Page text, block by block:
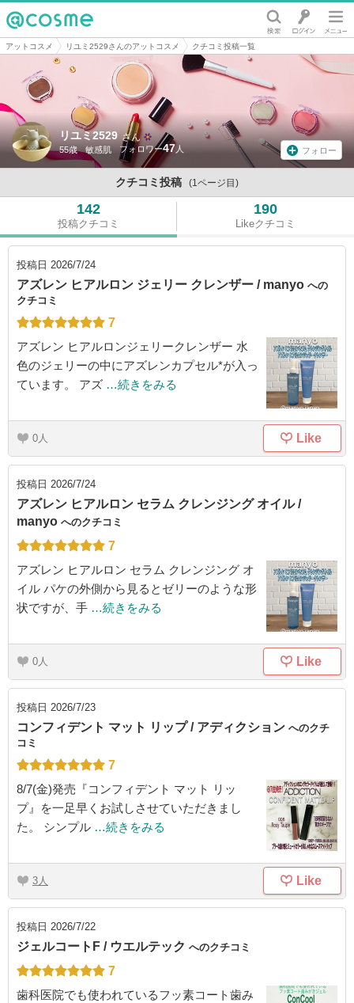
@cosme
アットコスメ リユミ2529さんのアットコスメ クチコミ投稿一覧
リユミ2529 さん
55歳 敏感肌 47 フォロー
クチコミ投稿 (1ページ目)
142
投稿クチコミ
190
Likeクチコミ
投稿日 2026/7/24
アズレン ヒアルロン ジェリー クレンザー / manyo への
クチコミ
7
アズレン ヒアルロンジェリークレンザー 水
色のジェリーの中にアズレンカプセル*が入っ
ています。 アズ …続きをみる
0 Like
投稿日 2026/7/24
アズレン ヒアルロン セラム クレンジング オイル /
manyo へのクチコミ
7
アズレン ヒアルロン セラム クレンジング オ
イル パケの外側から見るとゼリーのような形
状ですが、手 …続きをみる
0 Like
投稿日 2026/7/23
コンフィデント マット リップ / アディクション へのクチ
コミ
7
8/7(金)発売『コンフィデント マット リッ
プ』を一足早くお試しさせていただきまし
た。 シンプル …続きをみる
3 Like
投稿日 2026/7/22
ジェルコートF / ウエルテック へのクチコミ
7
歯科医院でも使われているフッ素コート歯み